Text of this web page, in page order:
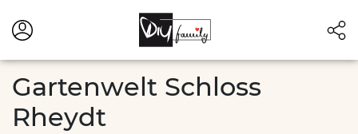
Gartenwelt Schloss
Rheydt